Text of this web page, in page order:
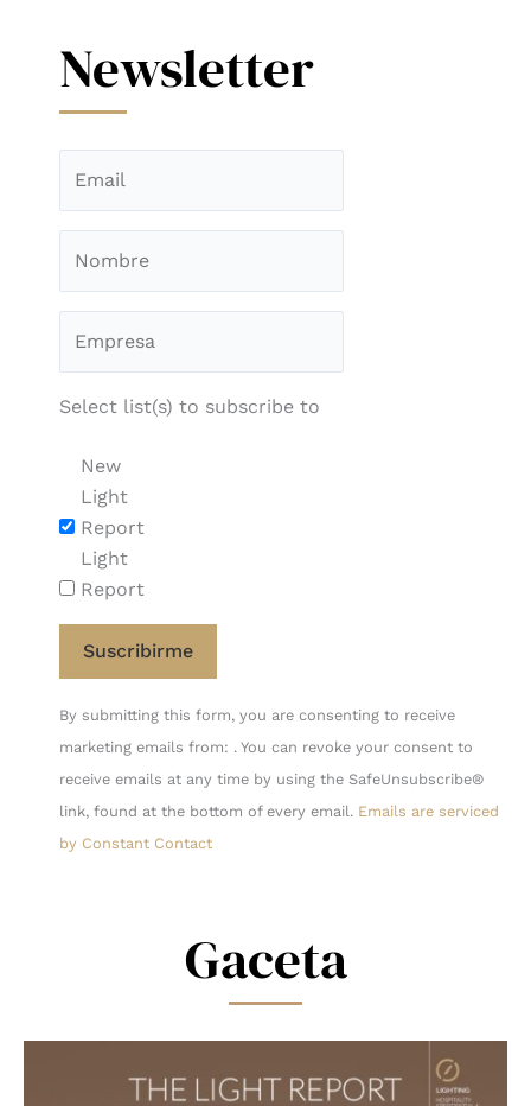
Newsletter
Select list(s) to subscribe to
New
Light
Report
Light
Report
Constant
Contact
Use.
Please
leave
By submitting this form, you are consenting to receive
marketing emails from: . You can revoke your consent to
receive emails at any time by using the SafeUnsubscribe®
link, found at the bottom of every email. Emails are serviced
by Constant Contact
Gaceta